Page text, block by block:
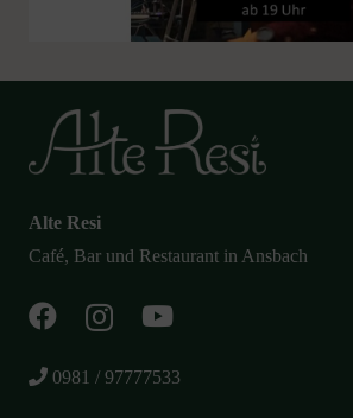
Alte Resi
Café, Bar und Restaurant in Ansbach
0981 / 97777533